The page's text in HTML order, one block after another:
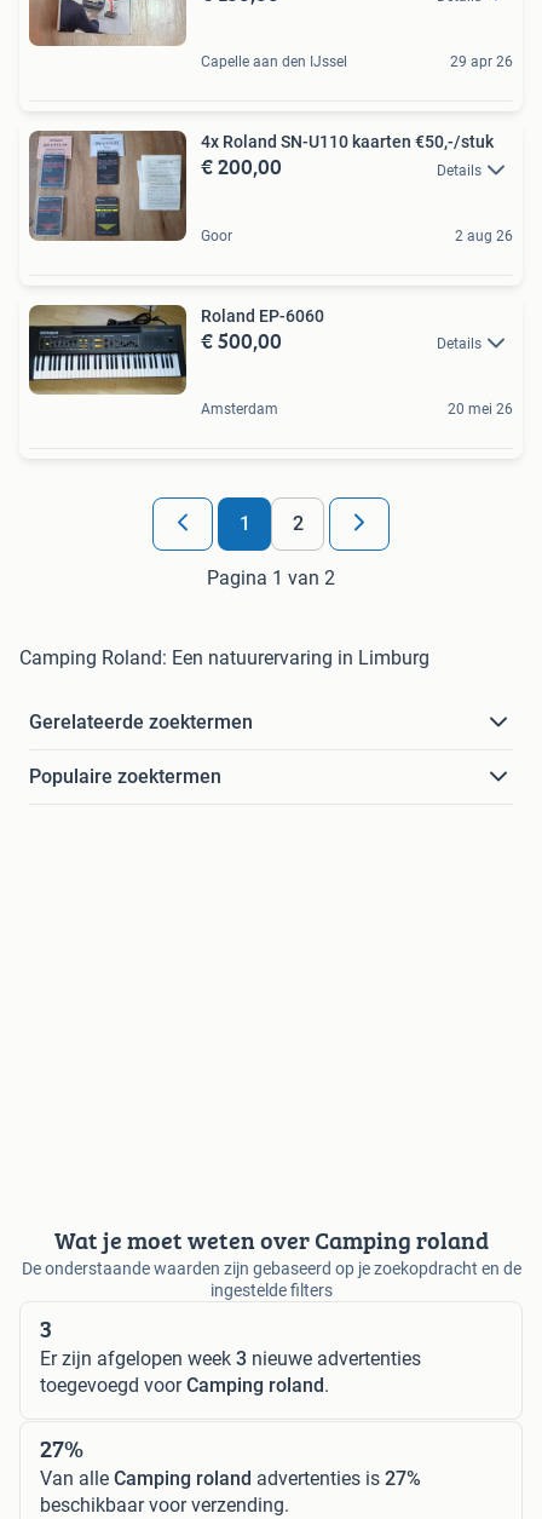
Capelle aan den IJssel 29 apr 26
4x Roland SN-U110 kaarten €50,-/stuk
€ 200,00 Details
Goor 2 aug 26
Roland EP-6060
€ 500,00 Details
Amsterdam 20 mei 26
1 2
Pagina 1 van 2
Camping Roland: Een natuurervaring in Limburg
Gerelateerde zoektermen
Populaire zoektermen
Wat je moet weten over Camping roland
De onderstaande waarden zijn gebaseerd op je zoekopdracht en de
ingestelde filters
3
Er zijn afgelopen week 3 nieuwe advertenties
toegevoegd voorCamping roland.
27%
Van alle Camping roland advertenties is 27%
beschikbaar voor verzending.